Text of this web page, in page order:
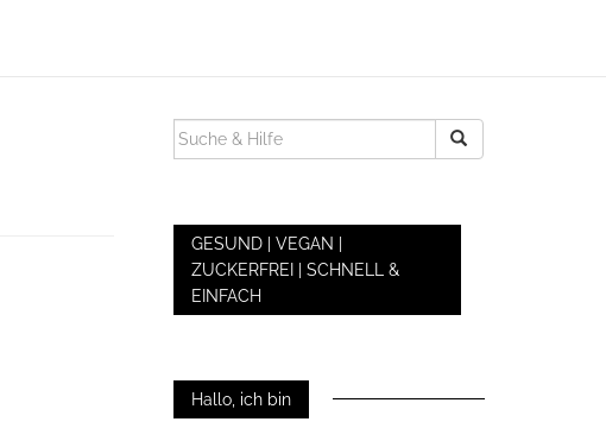
SUCHEN
NACH:
GESUND | VEGAN |
ZUCKERFREI | SCHNELL &
EINFACH
Hallo, ich bin